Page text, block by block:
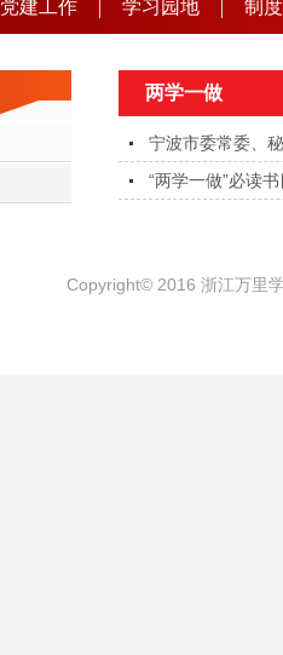
党建工作 学习园地 制
两学一做
宁波市委常委、
“两学一做”必读书
Copyright© 2016 浙江万里